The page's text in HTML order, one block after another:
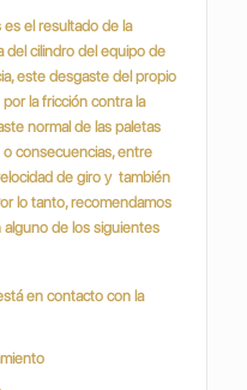
es el resultado de la
del cilindro del equipo de
este desgaste del propio
la fricción contra la
normal de las paletas
consecuencias, entre
de giro y también
lo tanto, recomendamos
alguno de los siguientes
en contacto con la